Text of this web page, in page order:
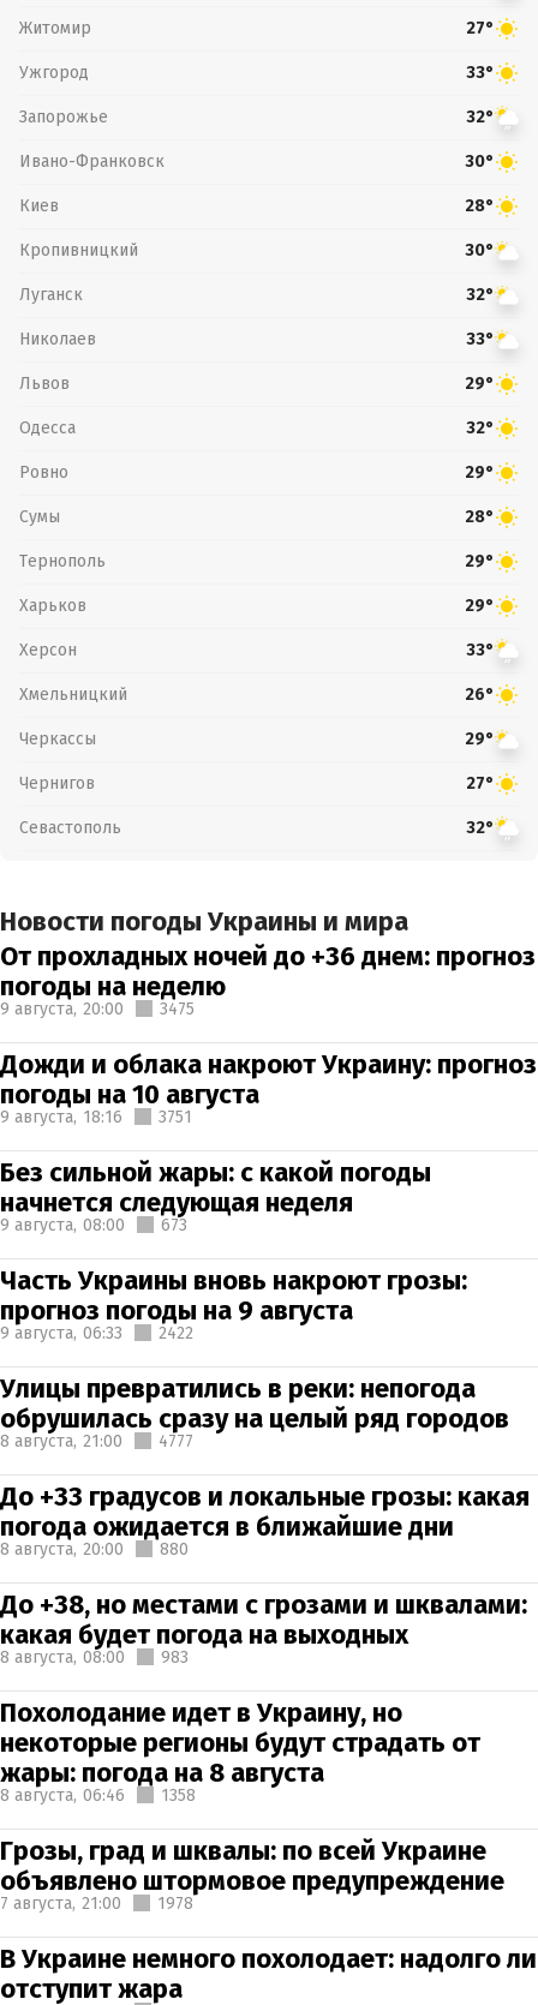
Житомир 27°
Ужгород 33°
Запорожье 32°
Ивано-Франковск 30°
Киев 28°
Кропивницкий 30°
Луганск 32°
Николаев 33°
Львов 29°
Одесса 32°
Ровно 29°
Сумы 28°
Тернополь 29°
Харьков 29°
Херсон 33°
Хмельницкий 26°
Черкассы 29°
Чернигов 27°
Севастополь 32°
Новости погоды Украины и мира
От прохладных ночей до +36 днем: прогноз
погоды на неделю
9 августа, 20:00 3475
Дожди и облака накроют Украину: прогноз
погоды на 10 августа
9 августа, 18:16 3751
Без сильной жары: с какой погоды
начнется следующая неделя
9 августа, 08:00 673
Часть Украины вновь накроют грозы:
прогноз погоды на 9 августа
9 августа, 06:33 2422
Улицы превратились в реки: непогода
обрушилась сразу на целый ряд городов
8 августа, 21:00 4777
До +33 градусов и локальные грозы: какая
погода ожидается в ближайшие дни
8 августа, 20:00 880
До +38, но местами с грозами и шквалами:
какая будет погода на выходных
8 августа, 08:00 983
Похолодание идет в Украину, но
некоторые регионы будут страдать от
жары: погода на 8 августа
8 августа, 06:46 1358
Грозы, град и шквалы: по всей Украине
объявлено штормовое предупреждение
7 августа, 21:00 1978
В Украине немного похолодает: надолго ли
отступит жара